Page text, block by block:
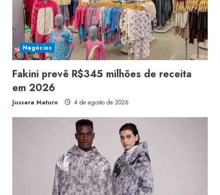
Negócios
Fakini prevê R$345 milhões de receita
em 2026
Jussara Maturo 4 de agosto de 2026